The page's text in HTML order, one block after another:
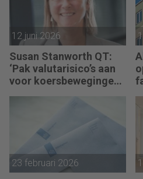
12 juni 2026
Susan Stanworth QT:
‘Pak valutarisico’s aan
voor koersbewegingen
23 februari 2026